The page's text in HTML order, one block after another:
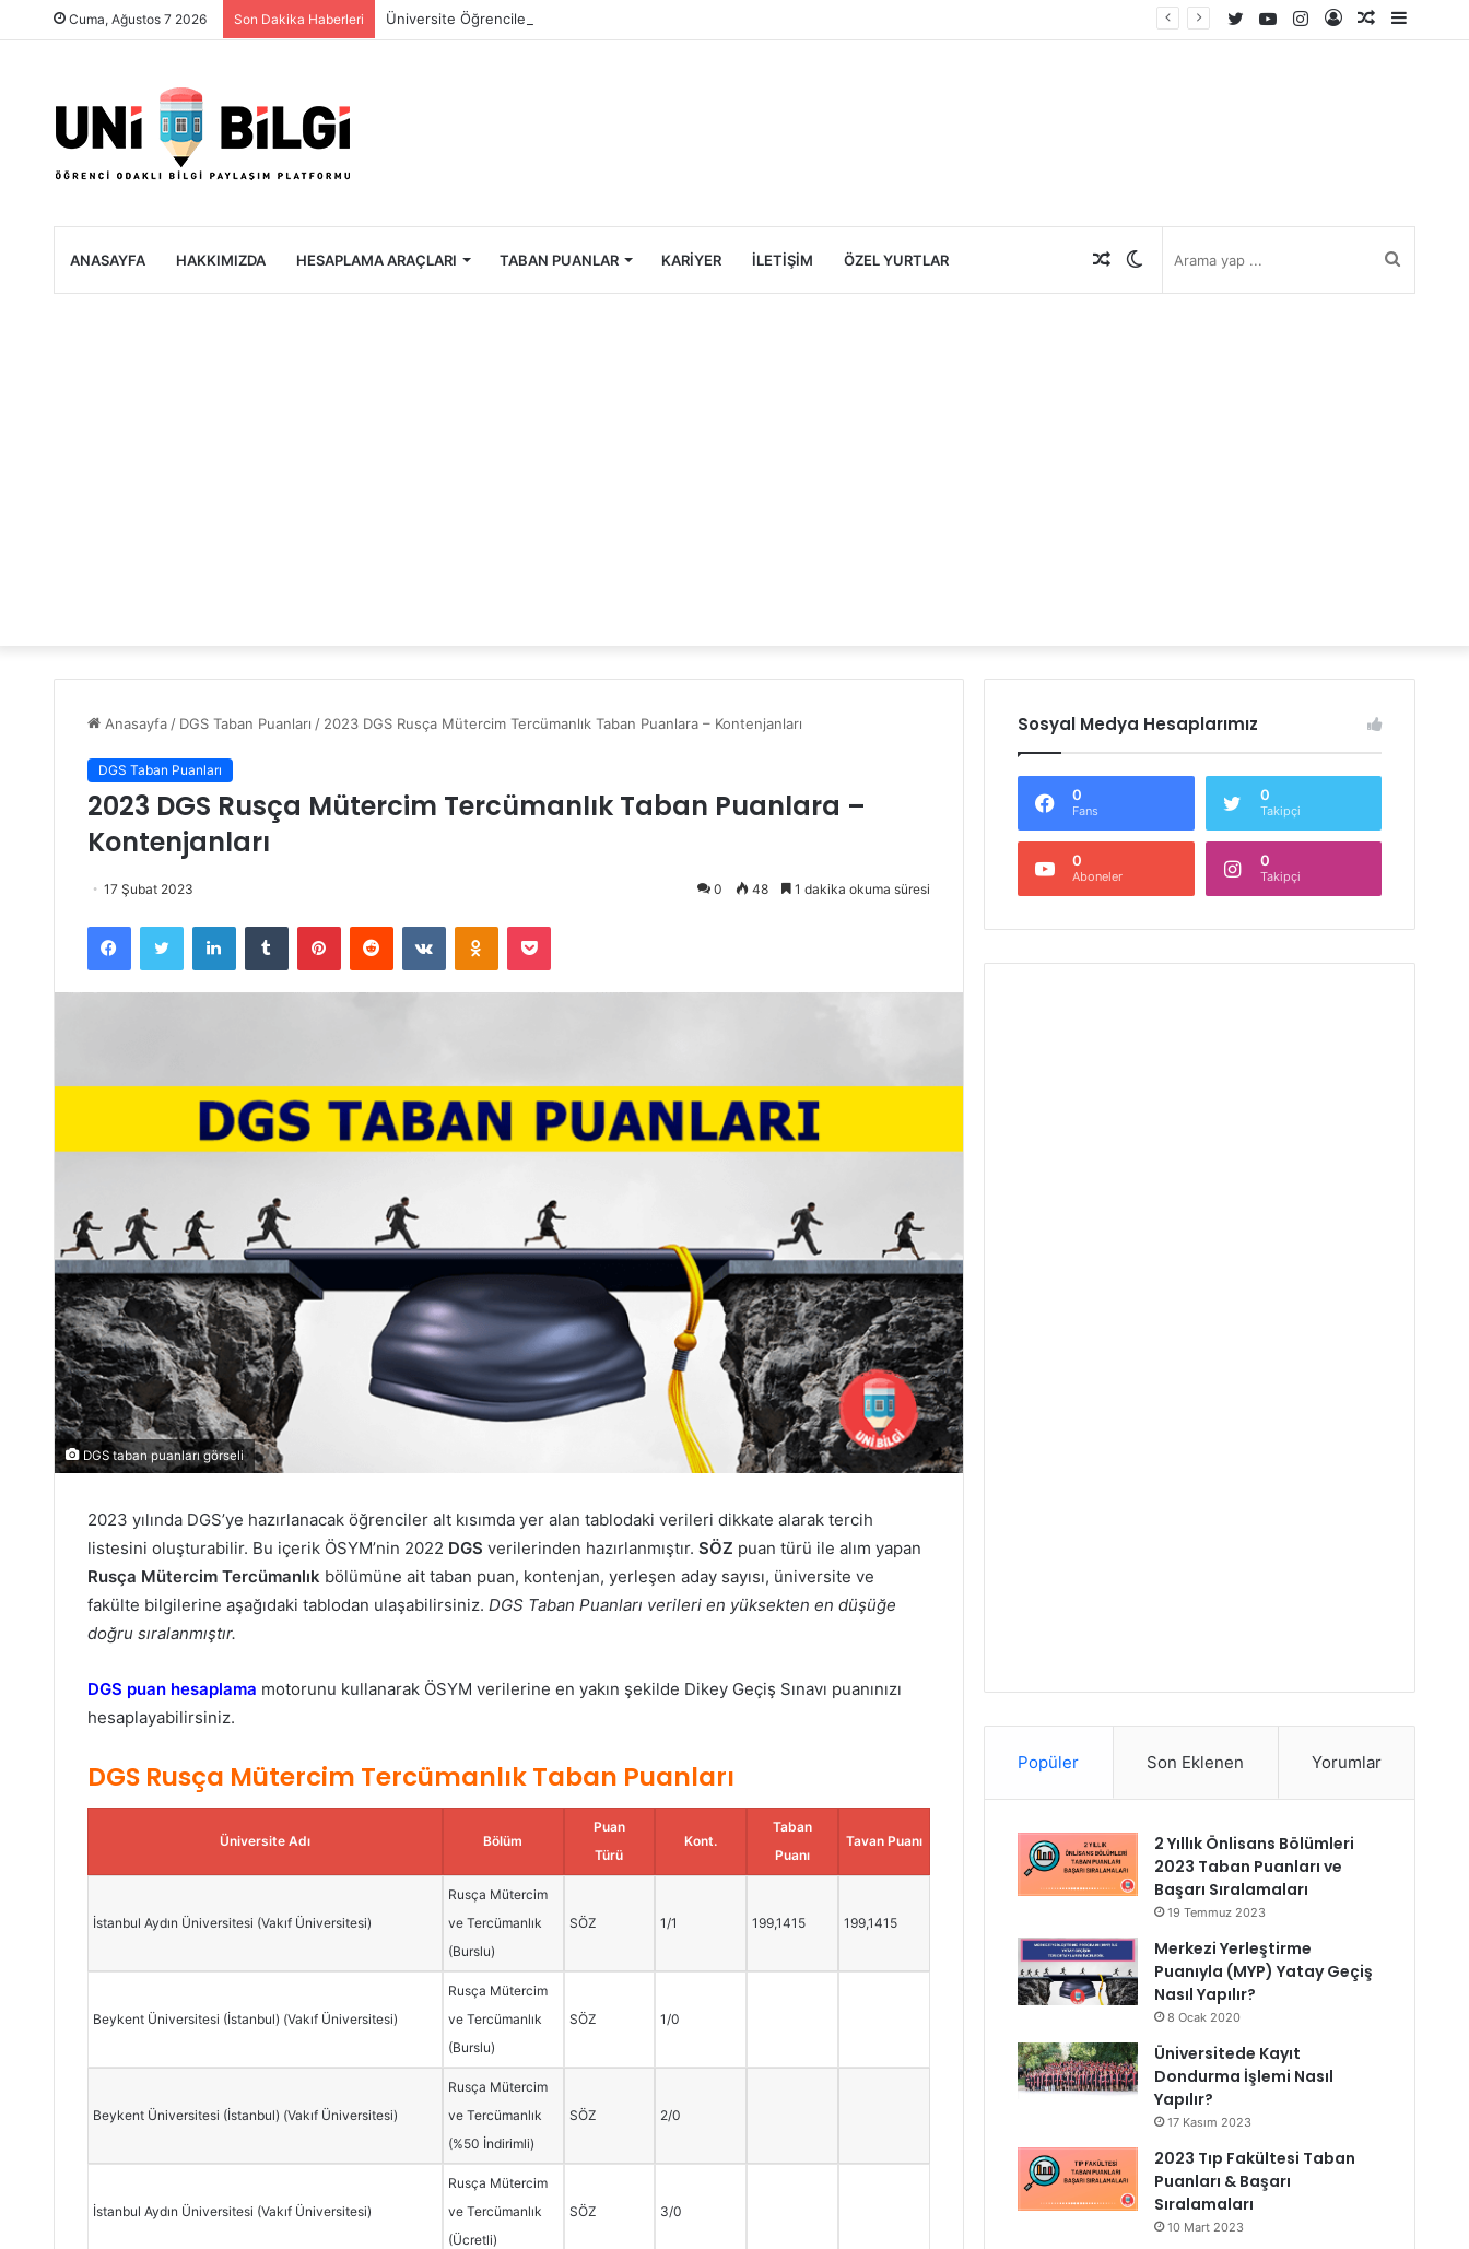
Cuma, Ağustos 7 2026 Son Dakika Haberleri Üniversite Öğrencileri İçin Ekonomik Tatil Rehberi
Rastgele
Kayıt
Instagram
YouTube
Twitter
ANASAYFA HAKKIMIZDA HESAPLAMA ARAÇLARI TABAN PUANLAR KARIYER İLETIŞIM ÖZEL YURTLAR Rastgele
Anasayfa / DGS Taban Puanları / 2023 DGS Rusça Mütercim Tercümanlık Taban Puanlara – Kontenjanları
DGS Taban Puanları
2023 DGS Rusça Mütercim Tercümanlık Taban Puanlara –
Kontenjanları
17 Şubat 2023 0 48 1 dakika okuma süresi
Facebook Twitter LinkedIn Tumblr Pinterest Reddit VKontakte Odnoklassniki Pocket
DGS taban puanları görseli
2023 yılında DGS’ye hazırlanacak öğrenciler alt kısımda yer alan tablodaki verileri dikkate alarak tercih
listesini oluşturabilir. Bu içerik ÖSYM’nin 2022 DGS verilerinden hazırlanmıştır. SÖZ puan türü ile alım yapan
Rusça Mütercim Tercümanlık bölümüne ait taban puan, kontenjan, yerleşen aday sayısı, üniversite ve
fakülte bilgilerine aşağıdaki tablodan ulaşabilirsiniz. DGS Taban Puanları verileri en yüksekten en düşüğe
doğru sıralanmıştır.
DGS puan hesaplama motorunu kullanarak ÖSYM verilerine en yakın şekilde Dikey Geçiş Sınavı puanınızı
hesaplayabilirsiniz.
DGS Rusça Mütercim Tercümanlık Taban Puanları
Üniversite Adı Bölüm
Puan
Türü
Kont.
Taban
Puanı
Tavan Puanı
İstanbul Aydın Üniversitesi (Vakıf Üniversitesi)
Rusça Mütercim
ve Tercümanlık
(Burslu)
SÖZ 1/1 199,1415 199,1415
Beykent Üniversitesi (İstanbul) (Vakıf Üniversitesi)
Rusça Mütercim
ve Tercümanlık
(Burslu)
SÖZ 1/0
Beykent Üniversitesi (İstanbul) (Vakıf Üniversitesi)
Rusça Mütercim
ve Tercümanlık
(%50 İndirimli)
SÖZ 2/0
İstanbul Aydın Üniversitesi (Vakıf Üniversitesi)
Rusça Mütercim
ve Tercümanlık
(Ücretli)
SÖZ 3/0
Sosyal Medya Hesaplarımız
0
Fans
0
Takipçi
0
Aboneler
0
Takipçi
Popüler Son Eklenen Yorumlar
2 Yıllık Önlisans Bölümleri
2023 Taban Puanları ve
Başarı Sıralamaları
19 Temmuz 2023
Merkezi Yerleştirme
Puanıyla (MYP) Yatay Geçiş
Nasıl Yapılır?
8 Ocak 2020
Üniversitede Kayıt
Dondurma İşlemi Nasıl
Yapılır?
17 Kasım 2023
2023 Tıp Fakültesi Taban
Puanları & Başarı
Sıralamaları
10 Mart 2023